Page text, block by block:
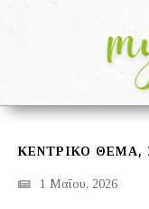
ΚΕΝΤΡΙΚΟ ΘΕΜΑ,
1 Μαΐου, 2026